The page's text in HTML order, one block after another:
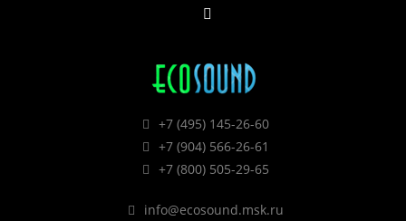
+7 (495) 145-26-60
+7 (904) 566-26-61
+7 (800) 505-29-65
info@ecosound.msk.ru